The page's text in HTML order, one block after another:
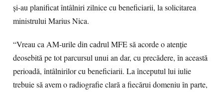
şi-au planificat întâlniri zilnice cu beneficiarii, la solicitarea
ministrului Marius Nica.
“Vreau ca AM-urile din cadrul MFE să acorde o atenţie
deosebită pe tot parcursul unui an dar, cu precădere, în această
perioadă, întâlnirilor cu beneficiarii. La începutul lui iulie
trebuie să avem o radiografie clară a fiecărui domeniu în parte,